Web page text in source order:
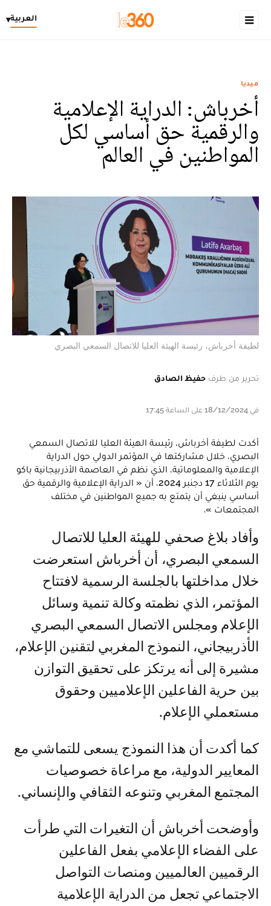
العربية▾
ميديا
أخرباش: الدراية الإعلامية
والرقمية حق أساسي لكل
المواطنين في العالم
لطيفة أخرباش، رئيسة الهيئة العليا للاتصال السمعي البصري
تحرير من طرف حفيظ الصادق
في 18/12/2024 على الساعة 17:45
أكدت لطيفة أخرباش، رئيسة الهيئة العليا للاتصال السمعي
البصري، خلال مشاركتها في المؤتمر الدولي حول الدراية
الإعلامية والمعلوماتية، الذي نظم في العاصمة الأذربيجانية باكو
يوم الثلاثاء 17 دجنبر 2024، أن « الدراية الإعلامية والرقمية حق
أساسي ينبغي أن يتمتع به جميع المواطنين في مختلف
المجتمعات ».
وأفاد بلاغ صحفي للهيئة العليا للاتصال
السمعي البصري، أن أخرباش استعرضت
خلال مداخلتها بالجلسة الرسمية لافتتاح
المؤتمر، الذي نظمته وكالة تنمية وسائل
الإعلام ومجلس الاتصال السمعي البصري
الأذربيجاني، النموذج المغربي لتقنين الإعلام،
مشيرة إلى أنه يرتكز على تحقيق التوازن
بين حرية الفاعلين الإعلاميين وحقوق
مستعملي الإعلام.
كما أكدت أن هذا النموذج يسعى للتماشي مع
المعايير الدولية، مع مراعاة خصوصيات
المجتمع المغربي وتنوعه الثقافي والإنساني.
وأوضحت أخرباش أن التغيرات التي طرأت
على الفضاء الإعلامي بفعل الفاعلين
الرقميين العالميين ومنصات التواصل
الاجتماعي تجعل من الدراية الإعلامية